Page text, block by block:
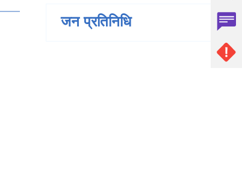
जन प्रतिनिधि